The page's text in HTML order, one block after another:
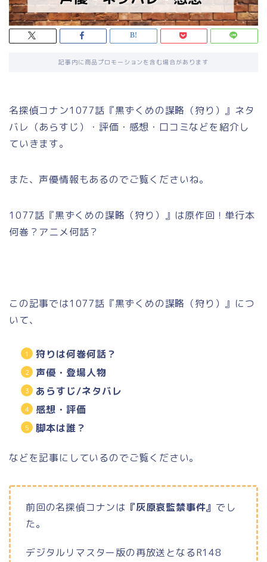
記事内に商品プロモーションを含む場合があります
名探偵コナン1077話『黒ずくめの謀略（狩り）』ネタ
バレ（あらすじ）・評価・感想・口コミなどを紹介し
ていきます。
また、声優情報もあるのでご覧くださいね。
1077話『黒ずくめの謀略（狩り）』は原作回！単行本
何巻？アニメ何話？
この記事では1077話『黒ずくめの謀略（狩り）』につ
いて、
狩りは何巻何話？
声優・登場人物
あらすじ/ネタバレ
感想・評価
脚本は誰？
などを記事にしているのでご覧ください。
前回の名探偵コナンは 『灰原哀監禁事件』 でし
た。
デジタルリマスター版の再放送となるR148